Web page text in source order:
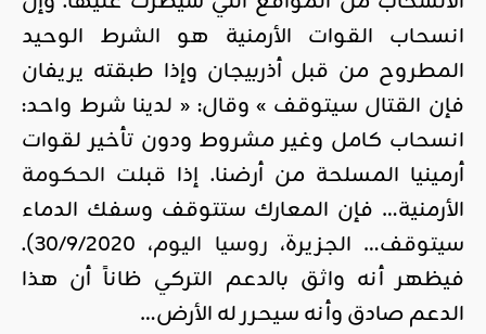
انسحاب القوات الأرمنية هو الشرط الوحيد
المطروح من قبل أذربيجان وإذا طبقته يريفان
فإن القتال سيتوقف » وقال: « لدينا شرط واحد:
انسحاب كامل وغير مشروط ودون تأخير لقوات
أرمينيا المسلحة من أرضنا. إذا قبلت الحكومة
الأرمنية… فإن المعارك ستتوقف وسفك الدماء
سيتوقف… الجزيرة، روسيا اليوم
، 30/9/2020).
فيظهر أنه واثق بالدعم التركي ظاناً أن هذا
الدعم صادق وأنه سيحرر له الأرض…